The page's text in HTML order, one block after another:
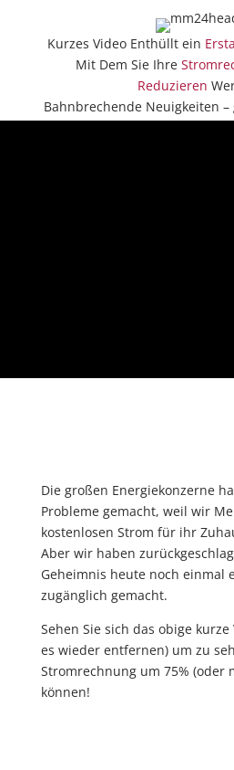
Kurzes Video Enthüllt ein
Mit Dem Sie Ihre
Reduzieren
Bahnbrechende Neuigkeiten
Die großen Energiekonzerne
Probleme gemacht, weil wir
kostenlosen Strom für ihr
Aber wir haben
Geheimnis heute noch einmal
zugänglich gemacht.
Sehen Sie sich das obige
es wieder entfernen) um zu
Stromrechnung um 75% (oder
können!